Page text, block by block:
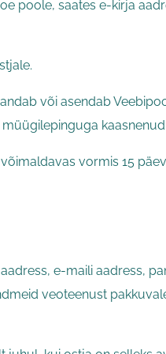
poole, saates e-kirja
või asendab
vormis 15
e-maili aadress,
veoteenust